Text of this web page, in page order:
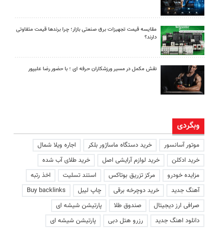
مقایسه قیمت تجهیزات برق صنعتی بازار؛ چرا برندها قیمت متفاوتی
دارند؟
نقش مکمل در مسیر ورزشکاران حرفه ای ؛ با حضور رضا علیپور
وبگردی
موتور آسانسور خرید دستگاه ماساژور بلکر
اجاره ویلا شمال
خرید ادکلن
خرید لوازم آرایشی اصل
خرید طلای آب شده
مزایده خودرو
مرکز تزریق بوتاکس استند تسلیت
اخذ رتبه
آهنگ جدید
خرید دوچرخه برقی چاپ لیبل
Buy backlinks
صرافی ارز دیجیتال
صندوق طلا
پارتیشن شیشه ای
دانلود اهنگ جدید
رزرو هتل دبی پارتیشن شیشه ای